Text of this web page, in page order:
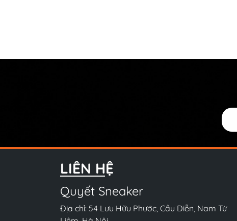
LIÊN HỆ
Quyết Sneaker
Địa chỉ: 54 Lưu Hữu Phước, Cầu Diễn, Nam Từ